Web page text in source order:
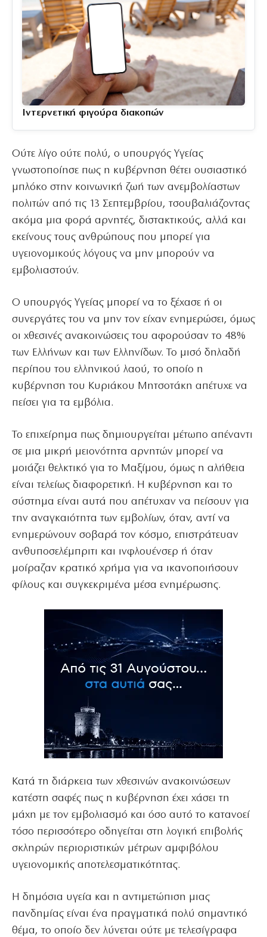
Ιντερνετική φιγούρα διακοπών
Ούτε λίγο ούτε πολύ, ο υπουργός Υγείας
γνωστοποίησε πως η κυβέρνηση θέτει ουσιαστικό
μπλόκο στην κοινωνική ζωή των ανεμβολίαστων
πολιτών από τις 13 Σεπτεμβρίου, τσουβαλιάζοντας
ακόμα μια φορά αρνητές, διστακτικούς, αλλά και
εκείνους τους ανθρώπους που μπορεί για
υγειονομικούς λόγους να μην μπορούν να
εμβολιαστούν.
Ο υπουργός Υγείας μπορεί να το ξέχασε ή οι
συνεργάτες του να μην τον είχαν ενημερώσει, όμως
οι χθεσινές ανακοινώσεις του αφορούσαν το 48%
των Ελλήνων και των Ελληνίδων. Το μισό δηλαδή
περίπου του ελληνικού λαού, το οποίο η
κυβέρνηση του Κυριάκου Μητσοτάκη απέτυχε να
πείσει για τα εμβόλια.
Το επιχείρημα πως δημιουργείται μέτωπο απέναντι
σε μια μικρή μειονότητα αρνητών μπορεί να
μοιάζει θελκτικό για το Μαξίμου, όμως η αλήθεια
είναι τελείως διαφορετική. Η κυβέρνηση και το
σύστημα είναι αυτά που απέτυχαν να πείσουν για
την αναγκαιότητα των εμβολίων, όταν, αντί να
ενημερώνουν σοβαρά τον κόσμο, επιστράτευαν
ανθυποσελέμπριτι και ινφλουένσερ ή όταν
μοίραζαν κρατικό χρήμα για να ικανοποιήσουν
φίλους και συγκεκριμένα μέσα ενημέρωσης.
Κατά τη διάρκεια των χθεσινών ανακοινώσεων
κατέστη σαφές πως η κυβέρνηση έχει χάσει τη
μάχη με τον εμβολιασμό και όσο αυτό το κατανοεί
τόσο περισσότερο οδηγείται στη λογική επιβολής
σκληρών περιοριστικών μέτρων αμφιβόλου
υγειονομικής αποτελεσματικότητας.
Η δημόσια υγεία και η αντιμετώπιση μιας
πανδημίας είναι ένα πραγματικά πολύ σημαντικό
θέμα, το οποίο δεν λύνεται ούτε με τελεσίγραφα